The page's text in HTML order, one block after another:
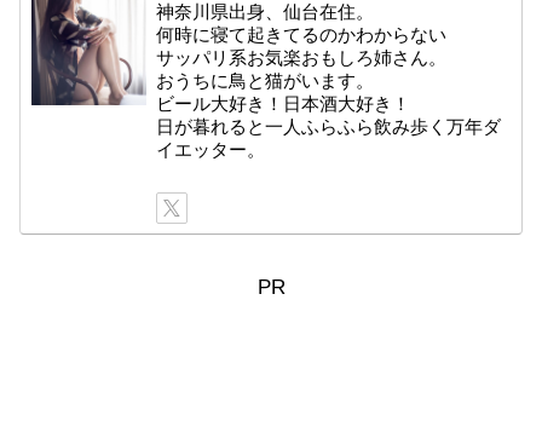
神奈川県出身、仙台在住。
何時に寝て起きてるのかわからない
サッパリ系お気楽おもしろ姉さん。
おうちに鳥と猫がいます。
ビール大好き！日本酒大好き！
日が暮れると一人ふらふら飲み歩く万年ダ
イエッター。
PR